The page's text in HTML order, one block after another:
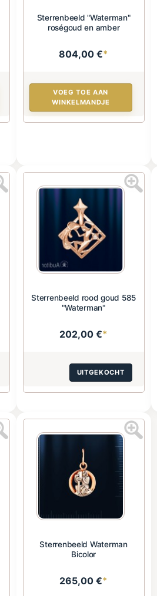
Sterrenbeeld "Waterman"
roségoud en amber
804,00 €*
VOEG TOE AAN
WINKELMANDJE
Sterrenbeeld rood goud 585
"Waterman"
202,00 €*
UITGEKOCHT
Sterrenbeeld Waterman
Bicolor
265,00 €*